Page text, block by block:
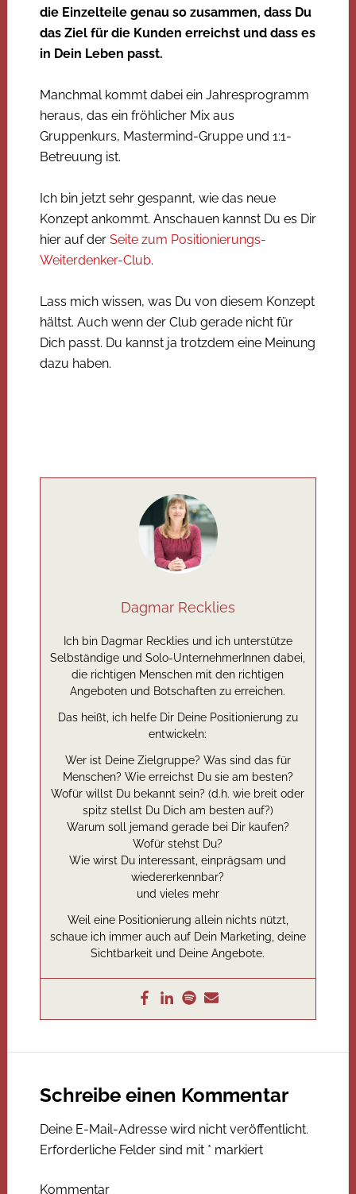
die Einzelteile genau so zusammen, dass Du
das Ziel für die Kunden erreichst und dass es
in Dein Leben passt.
Manchmal kommt dabei ein Jahresprogramm
heraus, das ein fröhlicher Mix aus
Gruppenkurs, Mastermind-Gruppe und 1:1-
Betreuung ist.
Ich bin jetzt sehr gespannt, wie das neue
Konzept ankommt. Anschauen kannst Du es Dir
hier auf der Seite zum Positionierungs-
Weiterdenker-Club.
Lass mich wissen, was Du von diesem Konzept
hältst. Auch wenn der Club gerade nicht für
Dich passt. Du kannst ja trotzdem eine Meinung
dazu haben.
Dagmar Recklies
Ich bin Dagmar Recklies und ich unterstütze
Selbständige und Solo-UnternehmerInnen dabei,
die richtigen Menschen mit den richtigen
Angeboten und Botschaften zu erreichen.
Das heißt, ich helfe Dir Deine Positionierung zu
entwickeln:
Wer ist Deine Zielgruppe? Was sind das für
Menschen? Wie erreichst Du sie am besten?
Wofür willst Du bekannt sein? (d.h. wie breit oder
spitz stellst Du Dich am besten auf?)
Warum soll jemand gerade bei Dir kaufen?
Wofür stehst Du?
Wie wirst Du interessant, einprägsam und
wiedererkennbar?
und vieles mehr
Weil eine Positionierung allein nichts nützt,
schaue ich immer auch auf Dein Marketing, deine
Sichtbarkeit und Deine Angebote.
Schreibe einen Kommentar
Deine E-Mail-Adresse wird nicht veröffentlicht.
Erforderliche Felder sind mit * markiert
Kommentar